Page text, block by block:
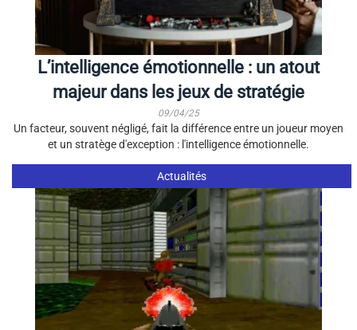
L’intelligence émotionnelle : un atout
majeur dans les jeux de stratégie
09/04/25
Un facteur, souvent négligé, fait la différence entre un joueur moyen
et un stratège d'exception : l'intelligence émotionnelle.
Actualités